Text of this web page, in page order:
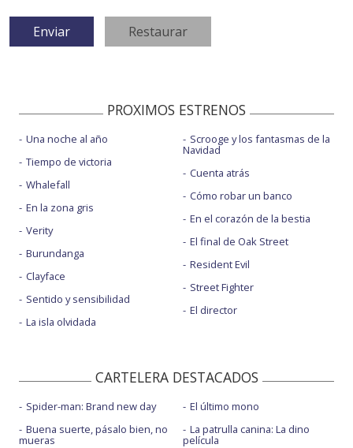
PROXIMOS ESTRENOS
Una noche al año
Tiempo de victoria
Whalefall
En la zona gris
Verity
Burundanga
Clayface
Sentido y sensibilidad
La isla olvidada
Scrooge y los fantasmas de la
Navidad
Cuenta atrás
Cómo robar un banco
En el corazón de la bestia
El final de Oak Street
Resident Evil
Street Fighter
El director
CARTELERA DESTACADOS
Spider-man: Brand new day
Buena suerte, pásalo bien, no
mueras
El último mono
La patrulla canina: La dino
película